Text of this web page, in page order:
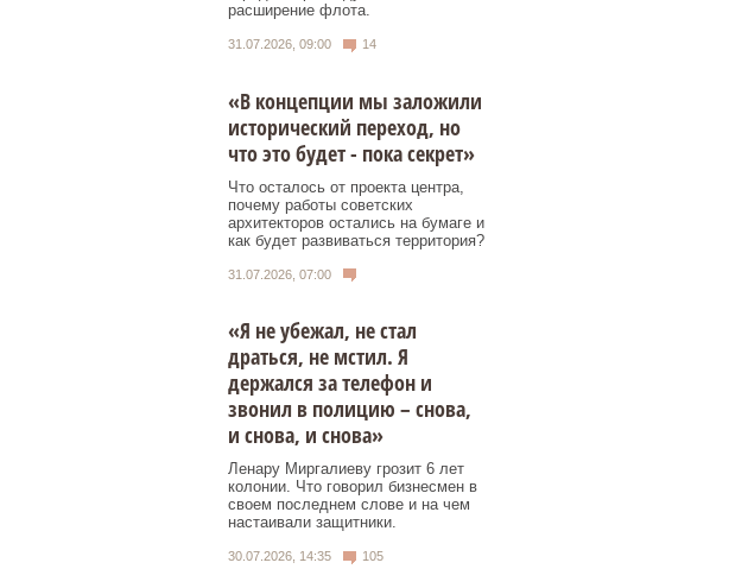
расширение флота.
31.07.2026, 09:00 14
«В концепции мы заложили
исторический переход, но
что это будет - пока секрет»
Что осталось от проекта центра,
почему работы советских
архитекторов остались на бумаге и
как будет развиваться территория?
31.07.2026, 07:00
«Я не убежал, не стал
драться, не мстил. Я
держался за телефон и
звонил в полицию – снова,
и снова, и снова»
Ленару Миргалиеву грозит 6 лет
колонии. Что говорил бизнесмен в
своем последнем слове и на чем
настаивали защитники.
30.07.2026, 14:35 105